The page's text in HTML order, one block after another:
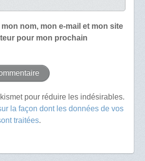
nom, mon e-mail et mon site
pour mon prochain
pour réduire les indésirables.
la façon dont les données de vos
traitées.